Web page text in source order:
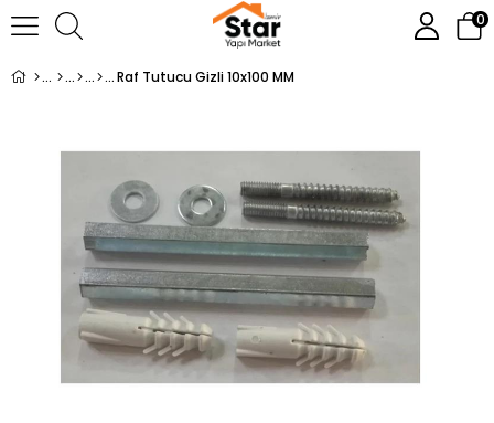
0
Raf Tutucu Gizli 10x100 MM